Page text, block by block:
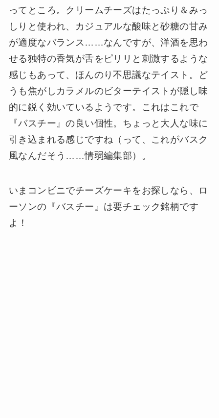
ってところ。クリームチーズはたっぷり＆みっ
しりと使われ、カジュアルな酸味と砂糖の甘み
が適度なバランス……なんですが、洋酒を思わ
せる独特の香気が舌をピリリと刺激するような
感じもあって、ほんのり不思議なテイスト。ど
うも焦がしカラメルのビターテイストが隠し味
的に鋭く効いているようです。これはこれで
『バスチー』の良い個性。ちょっと大人な味に
引き込まれる感じですね（って、これがバスク
風なんだそう……情弱編集部）。
いまコンビニでチーズケーキをお探しなら、ロ
ーソンの『バスチー』は要チェック銘柄です
よ！